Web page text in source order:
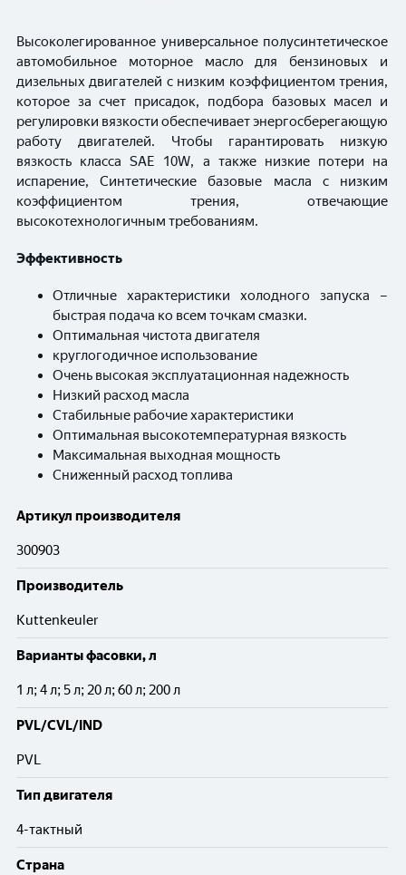
Высоколегированное универсальное полусинтетическое
автомобильное моторное масло для бензиновых и
дизельных двигателей с низким коэффициентом трения,
которое за счет присадок, подбора базовых масел и
регулировки вязкости обеспечивает энергосберегающую
работу двигателей. Чтобы гарантировать низкую
вязкость класса SAE 10W, а также низкие потери на
испарение, Синтетические базовые масла с низким
коэффициентом трения, отвечающие
высокотехнологичным требованиям.
Эффективность
Отличные характеристики холодного запуска –
быстрая подача ко всем точкам смазки.
Оптимальная чистота двигателя
круглогодичное использование
Очень высокая эксплуатационная надежность
Низкий расход масла
Стабильные рабочие характеристики
Оптимальная высокотемпературная вязкость
Максимальная выходная мощность
Сниженный расход топлива
Артикул производителя
300903
Производитель
Kuttenkeuler
Варианты фасовки, л
1 л; 4 л; 5 л; 20 л; 60 л; 200 л
PVL/CVL/IND
PVL
Тип двигателя
4-тактный
Cтрана